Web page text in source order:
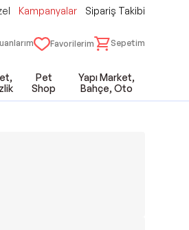
Kampanyalar Sipariş Takibi
Favorilerim Sepetim
Pet
Shop
Yapı Market,
Bahçe, Oto